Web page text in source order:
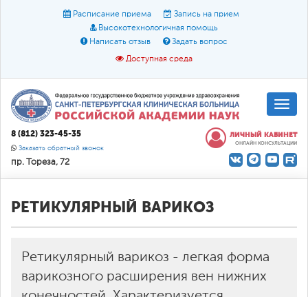
Расписание приема
Запись на прием
Высокотехнологичная помощь
Написать отзыв
Задать вопрос
Доступная среда
Размер шрифта: A A A
Цвет:
О доступной среде
8 (812) 323-45-35
Заказать обратный звонок
пр. Тореза, 72
ЛИЧНЫЙ КАБИНЕТ
ОНЛАЙН КОНСУЛЬТАЦИИ
РЕТИКУЛЯРНЫЙ ВАРИКОЗ
Ретикулярный варикоз - легкая форма
варикозного расширения вен нижних